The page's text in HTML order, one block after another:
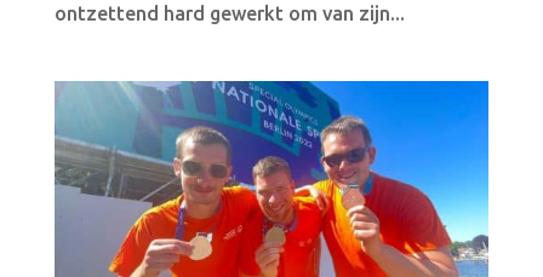
ontzettend hard gewerkt om van zijn...